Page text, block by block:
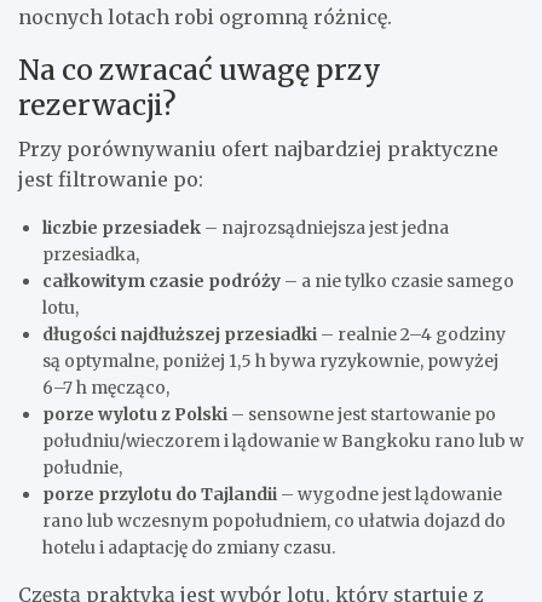
nocnych lotach robi ogromną różnicę.
Na co zwracać uwagę przy
rezerwacji?
Przy porównywaniu ofert najbardziej praktyczne
jest filtrowanie po:
liczbie przesiadek – najrozsądniejsza jest jedna
przesiadka,
całkowitym czasie podróży – a nie tylko czasie samego
lotu,
długości najdłuższej przesiadki – realnie 2–4 godziny
są optymalne, poniżej 1,5 h bywa ryzykownie, powyżej
6–7 h męcząco,
porze wylotu z Polski – sensowne jest startowanie po
południu/wieczorem i lądowanie w Bangkoku rano lub w
południe,
porze przylotu do Tajlandii – wygodne jest lądowanie
rano lub wczesnym popołudniem, co ułatwia dojazd do
hotelu i adaptację do zmiany czasu.
Częstą praktyką jest wybór lotu, który startuje z